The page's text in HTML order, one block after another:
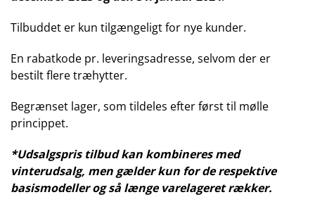
Tilbuddet er kun tilgængeligt for nye kunder.
En rabatkode pr. leveringsadresse, selvom der er
bestilt flere træhytter.
Begrænset lager, som tildeles efter først til mølle
princippet.
*Udsalgspris tilbud kan kombineres med
vinterudsalg, men gælder kun for de respektive
basismodeller og så længe varelageret rækker.